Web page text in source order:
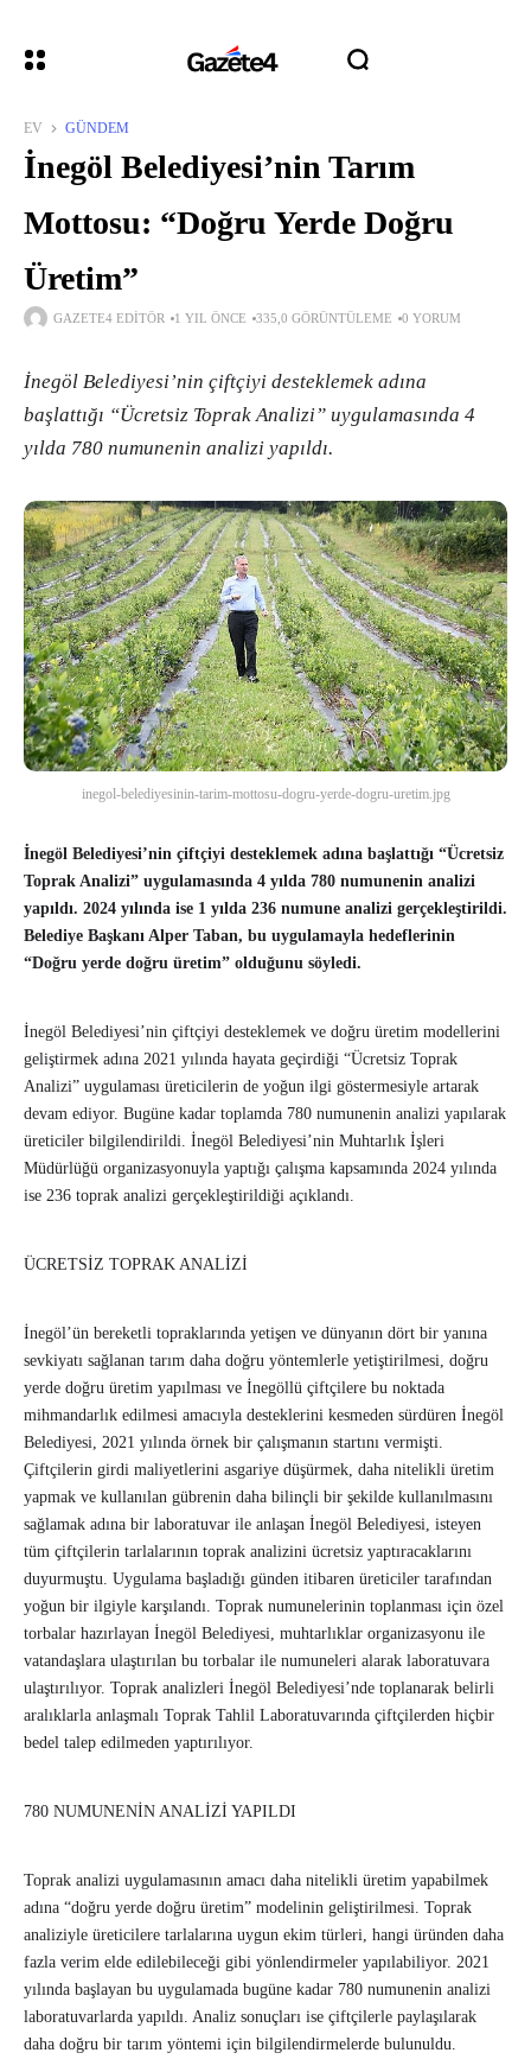
EV GÜNDEM
İnegöl Belediyesi’nin Tarım
Mottosu: “Doğru Yerde Doğru
Üretim”
GAZETE4 EDITÖR 1 YIL ÖNCE 335,0 GÖRÜNTÜLEME 0 YORUM
İnegöl Belediyesi’nin çiftçiyi desteklemek adına
başlattığı “Ücretsiz Toprak Analizi” uygulamasında 4
yılda 780 numunenin analizi yapıldı.
inegol-belediyesinin-tarim-mottosu-dogru-yerde-dogru-uretim.jpg
İnegöl Belediyesi’nin çiftçiyi desteklemek adına başlattığı “Ücretsiz
Toprak Analizi” uygulamasında 4 yılda 780 numunenin analizi
yapıldı. 2024 yılında ise 1 yılda 236 numune analizi gerçekleştirildi.
Belediye Başkanı Alper Taban, bu uygulamayla hedeflerinin
“Doğru yerde doğru üretim” olduğunu söyledi.
İnegöl Belediyesi’nin çiftçiyi desteklemek ve doğru üretim modellerini
geliştirmek adına 2021 yılında hayata geçirdiği “Ücretsiz Toprak
Analizi” uygulaması üreticilerin de yoğun ilgi göstermesiyle artarak
devam ediyor. Bugüne kadar toplamda 780 numunenin analizi yapılarak
üreticiler bilgilendirildi. İnegöl Belediyesi’nin Muhtarlık İşleri
Müdürlüğü organizasyonuyla yaptığı çalışma kapsamında 2024 yılında
ise 236 toprak analizi gerçekleştirildiği açıklandı.
ÜCRETSİZ TOPRAK ANALİZİ
İnegöl’ün bereketli topraklarında yetişen ve dünyanın dört bir yanına
sevkiyatı sağlanan tarım daha doğru yöntemlerle yetiştirilmesi, doğru
yerde doğru üretim yapılması ve İnegöllü çiftçilere bu noktada
mihmandarlık edilmesi amacıyla desteklerini kesmeden sürdüren İnegöl
Belediyesi, 2021 yılında örnek bir çalışmanın startını vermişti.
Çiftçilerin girdi maliyetlerini asgariye düşürmek, daha nitelikli üretim
yapmak ve kullanılan gübrenin daha bilinçli bir şekilde kullanılmasını
sağlamak adına bir laboratuvar ile anlaşan İnegöl Belediyesi, isteyen
tüm çiftçilerin tarlalarının toprak analizini ücretsiz yaptıracaklarını
duyurmuştu. Uygulama başladığı günden itibaren üreticiler tarafından
yoğun bir ilgiyle karşılandı. Toprak numunelerinin toplanması için özel
torbalar hazırlayan İnegöl Belediyesi, muhtarlıklar organizasyonu ile
vatandaşlara ulaştırılan bu torbalar ile numuneleri alarak laboratuvara
ulaştırılıyor. Toprak analizleri İnegöl Belediyesi’nde toplanarak belirli
aralıklarla anlaşmalı Toprak Tahlil Laboratuvarında çiftçilerden hiçbir
bedel talep edilmeden yaptırılıyor.
780 NUMUNENİN ANALİZİ YAPILDI
Toprak analizi uygulamasının amacı daha nitelikli üretim yapabilmek
adına “doğru yerde doğru üretim” modelinin geliştirilmesi. Toprak
analiziyle üreticilere tarlalarına uygun ekim türleri, hangi üründen daha
fazla verim elde edilebileceği gibi yönlendirmeler yapılabiliyor. 2021
yılında başlayan bu uygulamada bugüne kadar 780 numunenin analizi
laboratuvarlarda yapıldı. Analiz sonuçları ise çiftçilerle paylaşılarak
daha doğru bir tarım yöntemi için bilgilendirmelerde bulunuldu.